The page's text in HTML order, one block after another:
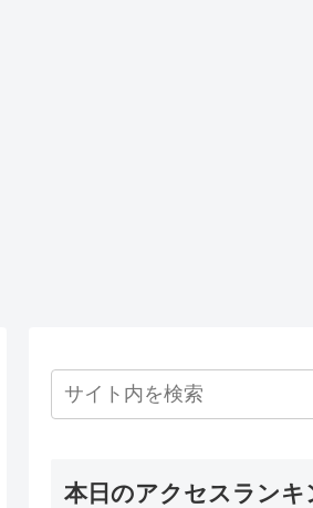
本日のアクセスランキ